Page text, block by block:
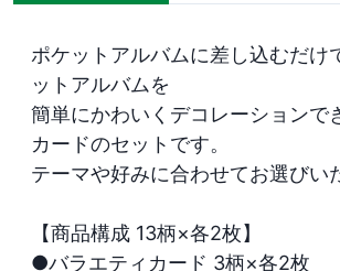
ポケットアルバムに差し込むだけ
ットアルバムを
簡単にかわいくデコレーションで
カードのセットです。
テーマや好みに合わせてお選びい
【商品構成 13柄×各2枚】
●バラエティカード 3柄×各2枚